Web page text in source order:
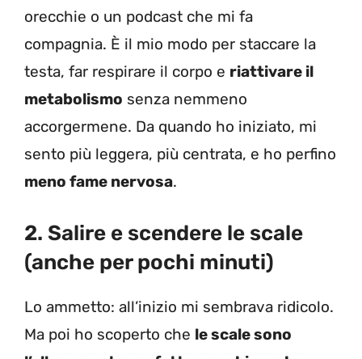
orecchie o un podcast che mi fa
compagnia. È il mio modo per staccare la
testa, far respirare il corpo e riattivare il
metabolismo senza nemmeno
accorgermene. Da quando ho iniziato, mi
sento più leggera, più centrata, e ho perfino
meno fame nervosa.
2. Salire e scendere le scale
(anche per pochi minuti)
Lo ammetto: all’inizio mi sembrava ridicolo.
Ma poi ho scoperto che le scale sono